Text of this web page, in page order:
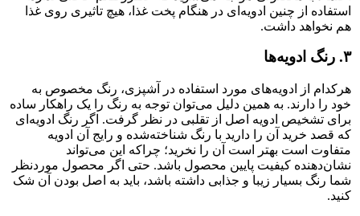
استفاده از چنین ادویه‌ای در هنگام پخت غذا، هیچ تاثیری روی غذا
هم نخواهد داشت.
۳. رنگ ادویه‌ها
هرکدام از ادویه‌های مورد استفاده در آشپزی، رنگ مخصوص به
خود را دارند. به همین دلیل می‌توان توجه به رنگ را یک راهکار ساده
برای تشخیص ادویه اصل از تقلبی در نظر گرفت. اگر رنگ ادویه‌ای
که قصد خرید آن را دارید با رنگ شناخته‌شده و رایج آن ادویه
متفاوت است بهتر است آن را نخرید؛ چراکه این می‌تواند
نشان‌دهنده کیفیت پایین محصول باشد. حتی اگر محصول موردنظر
شما رنگ بسیار زیبا و جذابی داشته باشد، باید به اصل بودن آن شک
کنید.